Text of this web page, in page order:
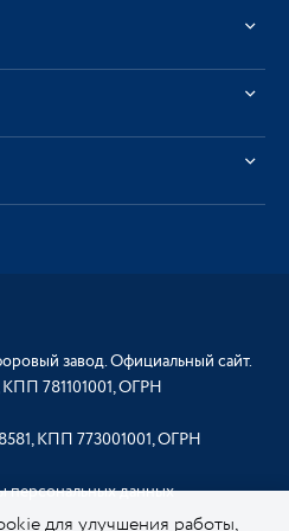
завод. Официальный сайт.
781101001, ОГРН
КПП 773001001, ОГРН
персональных данных
для улучшения работы,